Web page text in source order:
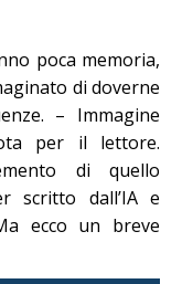
poca memoria,
di doverne
– Immagine
per il lettore.
di quello
scritto dall’IA e
ecco un breve